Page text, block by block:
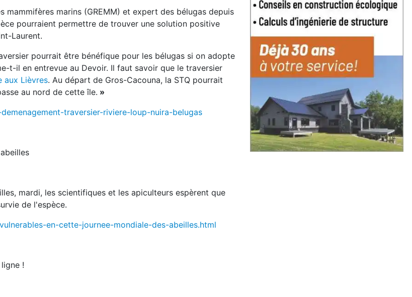
mammifères marins (GREMM) et expert des bélugas depuis
pourraient permettre de trouver une solution positive
Laurent.
pourrait être bénéfique pour les bélugas si on adopte
t-il en entrevue au Devoir. Il faut savoir que le traversier
aux Lièvres. Au départ de Gros-Cacouna, la STQ pourrait
au nord de cette île. »
traversier-riviere-loup-nuira-belugas
mardi, les scientifiques et les apiculteurs espèrent que
de l'espèce.
en-cette-journee-mondiale-des-abeilles.html
!